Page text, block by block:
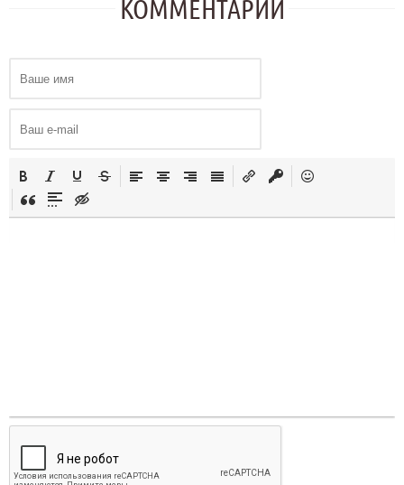
КОММЕНТАРИИ